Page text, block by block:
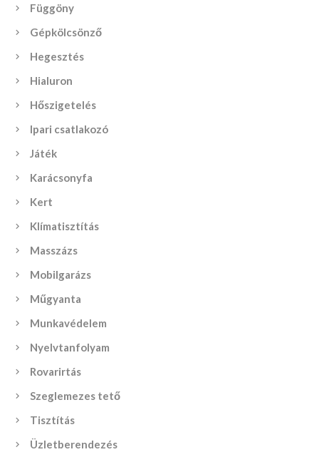
Függöny
Gépkölcsönző
Hegesztés
Hialuron
Hőszigetelés
Ipari csatlakozó
Játék
Karácsonyfa
Kert
Klímatisztítás
Masszázs
Mobilgarázs
Műgyanta
Munkavédelem
Nyelvtanfolyam
Rovarirtás
Szeglemezes tető
Tisztítás
Üzletberendezés